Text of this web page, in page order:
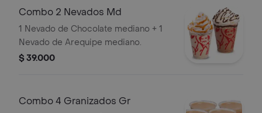
Combo 2 Nevados Md
1 Nevado de Chocolate mediano + 1
Nevado de Arequipe mediano.
$ 39.000
Combo 4 Granizados Gr